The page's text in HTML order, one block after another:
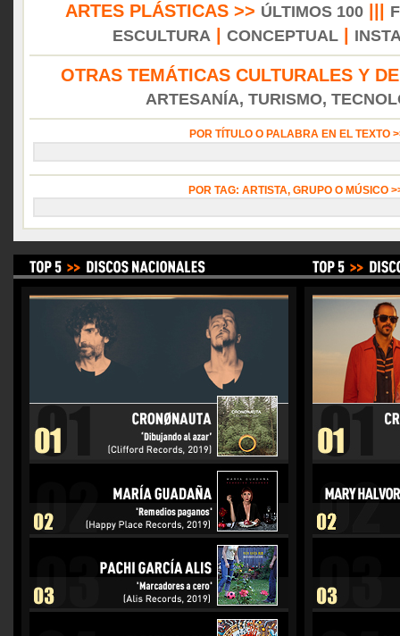
ARTES PLÁSTICAS >> ÚLTIMOS 100|||
ESCULTURA
CONCEPTUAL
OTRAS TEMÁTICAS CULTURALES Y
ARTESANÍA, TURISMO,
POR TÍTULO O PALABRA EN EL TEXTO
POR TAG: ARTISTA, GRUPO O MÚSICO